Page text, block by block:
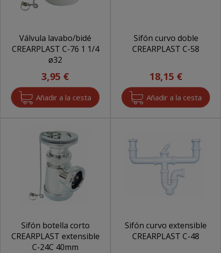
Válvula lavabo/bidé
CREARPLAST C-76 1 1/4
ø32
3,95 €
Sifón curvo doble
CREARPLAST C-58
18,15 €
Sifón botella corto
CREARPLAST extensible
C-24C 40mm
Sifón curvo extensible
CREARPLAST C-48